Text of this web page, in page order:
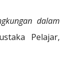
dalam
Pelajar,